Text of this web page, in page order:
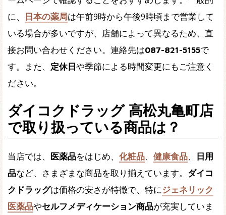
に、
日本の薬局は午前9時から午後9時頃まで営業して
いる場合が多いですが、店舗によって異なるため、直
接お問い合わせください。連絡先は087-821-5155で
す。また、 定休日や季節による時間変更にもご注意く
ださい。
ダイコクドラッグ 高松丸亀町店
で取り扱っている商品は？
当店では、 医薬品をはじめ、 化粧品、 健康食品、 日用
品など、さまざまな商品を取り揃えています。 ダイコ
クドラッグは価格の安さが特徴で、特に ジェネリック
医薬品やセルフメディケーション商品が充実していま